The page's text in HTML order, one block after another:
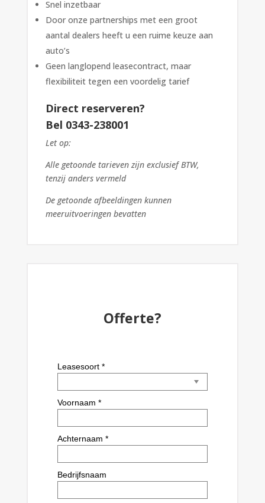
Snel inzetbaar
Door onze partnerships met een groot
aantal dealers heeft u een ruime keuze aan
auto’s
Geen langlopend leasecontract, maar
flexibiliteit tegen een voordelig tarief
Direct reserveren?
Bel 0343-238001
Let op:
Alle getoonde tarieven zijn exclusief BTW,
tenzij anders vermeld
De getoonde afbeeldingen kunnen
meeruitvoeringen bevatten
Offerte?